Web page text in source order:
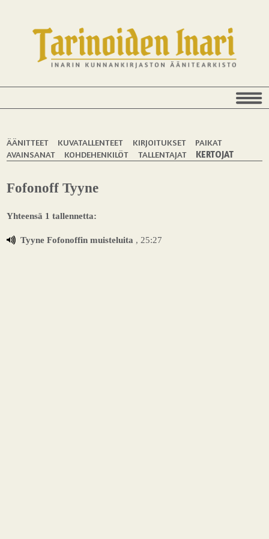
ÄÄNITTEET KUVATALLENTEET KIRJOITUKSET
PAIKAT
AVAINSANAT
KOHDEHENKILÖT TALLENTAJAT KERTOJAT
Fofonoff Tyyne
Yhteensä 1 tallennetta:
Tyyne Fofonoffin muisteluita , 25:27